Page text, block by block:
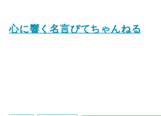
心に響く名言ぴてちゃんねる